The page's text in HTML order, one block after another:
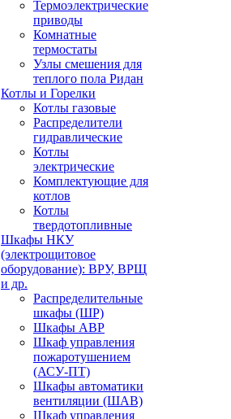
Термоэлектрические
приводы
Комнатные
термостаты
Узлы смешения для
теплого пола Ридан
Котлы и Горелки
Котлы газовые
Распределители
гидравлические
Котлы
электрические
Комплектующие для
котлов
Котлы
твердотопливные
Шкафы НКУ
(электрощитовое
оборудование): ВРУ, ВРЩ
и др.
Распределительные
шкафы (ШР)
Шкафы АВР
Шкаф управления
пожаротушением
(АСУ-ПТ)
Шкафы автоматики
вентиляции (ШАВ)
Шкаф управления